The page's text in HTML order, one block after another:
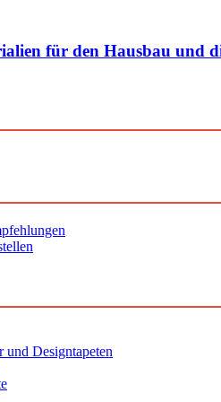
für den Hausbau und
Designtapeten